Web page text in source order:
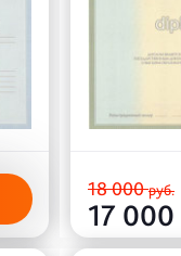
18 000руб.
17 000